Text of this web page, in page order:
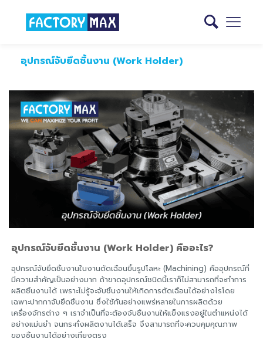
อุปกรณ์จับยึดชิ้นงาน (Work Holder)
อุปกรณ์จับยึดชิ้นงาน (Work Holder) คืออะไร?
อุปกรณ์จับยึดชิ้นงานในงานตัดเฉือนขึ้นรูปโลหะ (Machining) คืออุปกรณ์ที่
มีความสำคัญเป็นอย่างมาก ถ้าขาดอุปกรณ์ชนิดนี้เราก็ไม่สามารถที่จะทำการ
ผลิตชิ้นงานได้ เพราะไม่รู้จะจับชิ้นงานให้เกิดการตัดเฉือนได้อย่างไรโดย
เฉพาะปากกาจับยึดชิ้นงาน ซึ่งใช้กันอย่างแพร่หลายในการผลิตด้วย
เครื่องจักรต่าง ๆ เราจำเป็นที่จะต้องจับชิ้นงานให้แข็งแรงอยู่ในตำแหน่งได้
อย่างแม่นยำ จนกระทั่งผลิตงานได้เสร็จ จึงสามารถที่จะควบคุมคุณภาพ
ของชิ้นงานได้อย่างเที่ยงตรง